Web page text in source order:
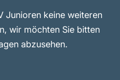
Junioren keine weiteren
wir möchten Sie bitten
abzusehen.